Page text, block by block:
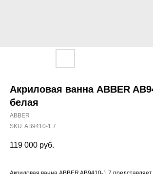
Акриловая ванна ABBER
белая
ABBER
SKU:AB9410-1.7
119 000 руб.